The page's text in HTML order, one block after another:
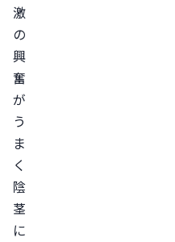
激
の
興
奮
が
う
ま
く
陰
茎
に